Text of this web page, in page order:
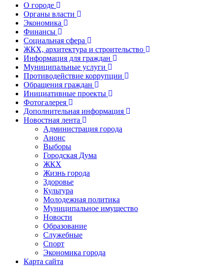
О городе
Органы власти
Экономика
Финансы
Социальная сфера
ЖКХ, архитектура и строительство
Информация для граждан
Муниципальные услуги
Противодействие коррупции
Обращения граждан
Инициативные проекты
Фотогалерея
Дополнительная информация
Новостная лента
Администрация города
Анонс
Выборы
Городская Дума
ЖКХ
Жизнь города
Здоровье
Культура
Молодежная политика
Муниципальное имущество
Новости
Образование
Служебные
Спорт
Экономика города
Карта сайта